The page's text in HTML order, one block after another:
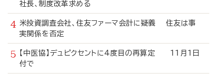
社長、制度改革求める
米投資調査会社、住友ファーマ会計に疑義 住友は事
実関係を否定
【中医協】デュピクセントに4度目の再算定 11月1日
付で